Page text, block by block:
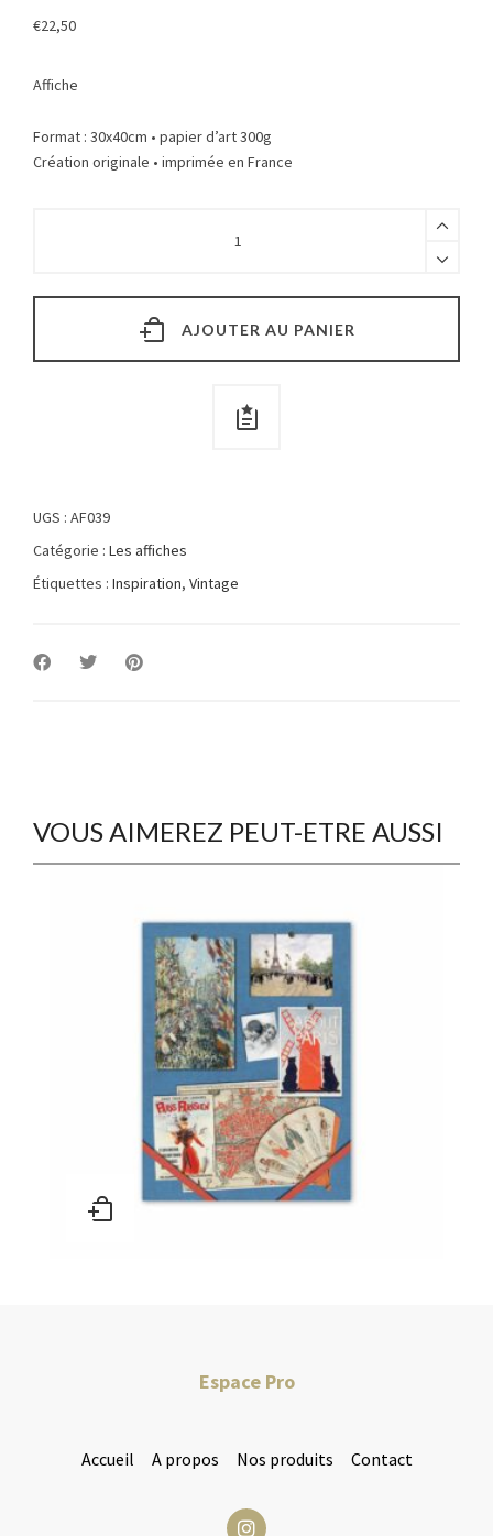
€22,50
Affiche
Format : 30x40cm • papier d’art 300g
Création originale • imprimée en France
AJOUTER AU PANIER
UGS : AF039
Catégorie : Les affiches
Étiquettes : Inspiration, Vintage
VOUS AIMEREZ PEUT-ETRE AUSSI
Espace Pro
Accueil A propos Nos produits Contact